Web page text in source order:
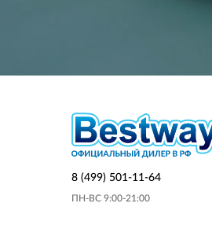
8 (499) 501-11-64
ПН-ВС 9:00-21:00